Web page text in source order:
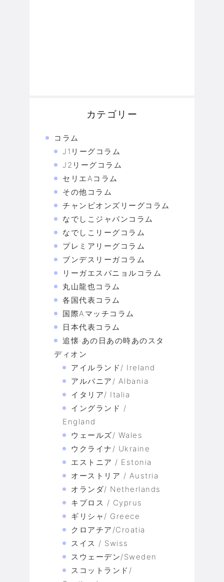
カテゴリー
コラム
J1リーグコラム
J2リーグコラム
セリエAコラム
その他コラム
チャンピオンズリーグコラム
なでしこジャパンコラム
なでしこリーグコラム
プレミアリーグコラム
ブンデスリーガコラム
リーガエスパニョルコラム
丸山龍也コラム
各国代表コラム
国際Aマッチコラム
日本代表コラム
追懐·あの日あの時あのスタ
ディオン
アイルランド/ Ireland
アルバニア/ Albania
イタリア/ Italia
イングランド /
England
ウェールズ/ Wales
ウクライナ/ Ukraine
エストニア / Estonia
オーストリア / Austria
オランダ/ Netherlands
キプロス / Cyprus
ギリシャ/ Greece
クロアチア/Croatia
スイス / Swiss
スウェーデン/Sweden
スコットランド/